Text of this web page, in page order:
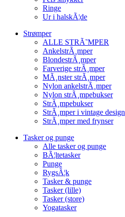
Ringe
Ur i halskÃ¦de
Strømper
ALLE STRÃ˜MPER
AnkelstrÃ¸mper
BlondestrÃ¸mper
Farverige strÃ¸mper
MÃ¸nster strÃ¸mper
Nylon ankelstrÃ¸mper
Nylon strÃ¸mpebukser
StrÃ¸mpebukser
StrÃ¸mper i vintage design
StrÃ¸mper med frynser
Tasker og punge
Alle tasker og punge
BÃ¦ltetasker
Punge
RygsÃ¦k
Tasker & punge
Tasker (lille)
Tasker (store)
Yogatasker